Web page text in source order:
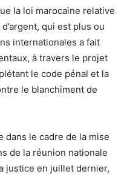
la loi marocaine relative
qui est plus ou
internationales a fait
à travers le projet
le code pénal et la
le blanchiment de
dans le cadre de la mise
de la réunion nationale
justice en juillet dernier,